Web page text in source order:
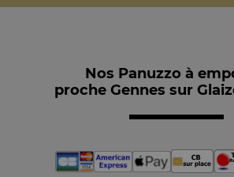
Nos Panuzzo à
proche Gennes sur